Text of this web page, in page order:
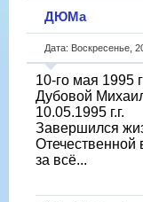
ДЮМа
Дата: Воскресенье,
10-го мая 1995
Дубовой
10.05.1995 г.г.
Завершился
Отечественной
за всё...